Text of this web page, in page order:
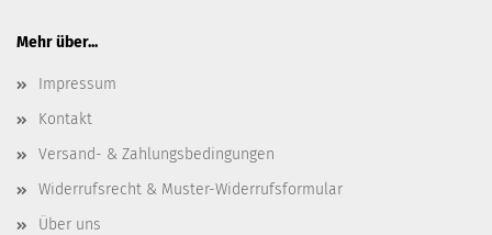
Mehr über...
Impressum
Kontakt
Versand- & Zahlungsbedingungen
Widerrufsrecht & Muster-Widerrufsformular
Über uns